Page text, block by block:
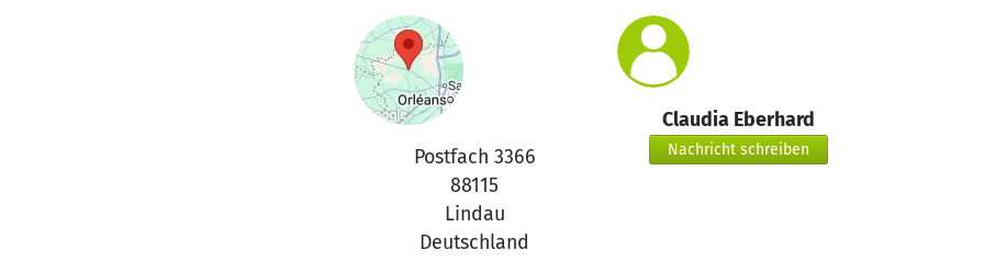
Postfach 3366
88115
Lindau
Deutschland
Claudia Eberhard
Nachricht schreiben